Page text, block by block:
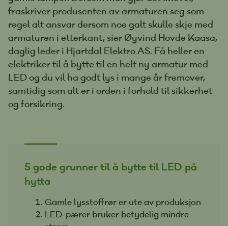
fraskriver produsenten av armaturen seg som
regel alt ansvar dersom noe galt skulle skje med
armaturen i etterkant, sier Øyvind Hovde Kaasa,
daglig leder i Hjartdal Elektro AS. Få heller en
elektriker til å bytte til en helt ny armatur med
LED og du vil ha godt lys i mange år fremover,
samtidig som alt er i orden i forhold til sikkerhet
og forsikring.
5 gode grunner til å bytte til LED på
hytta
Gamle lysstoffrør er ute av produksjon
LED-pærer bruker betydelig mindre